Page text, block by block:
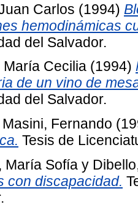
Carlos (1994)
hemodinámicas
del Salvador.
María Cecilia (1994)
de un vino de
del Salvador.
Fernando
Tesis de
María Sofía y
con discapacidad.